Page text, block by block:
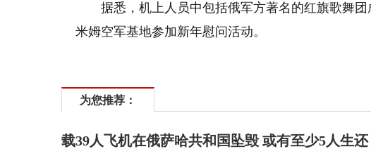
据悉，机上人员中包括俄军方著名的红旗歌舞
米姆空军基地参加新年慰问活动。
为您推荐：
载39人飞机在俄萨哈共和国坠毁 或有至少5人生还